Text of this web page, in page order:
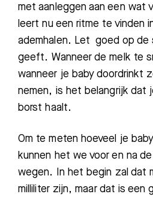
Meest
met aanleggen aan een wat
leert nu een ritme te vinden
ademhalen. Let goed op de
geeft. Wanneer de melk te
wanneer je baby doordrinkt
nemen, is het belangrijk dat
borst haalt.
Om te meten hoeveel je
kunnen het we voor en na
wegen. In het begin zal dat
milliliter zijn, maar dat is een